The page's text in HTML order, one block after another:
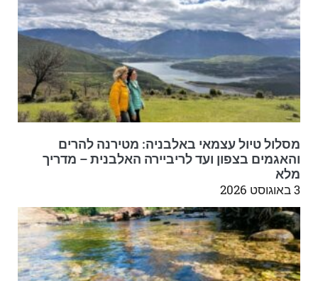
מסלול טיול עצמאי באלבניה: מטירנה להרים
והאגמים בצפון ועד לריביירה האלבנית – מדריך
מלא
3 באוגוסט 2026